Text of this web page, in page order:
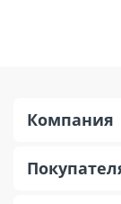
Компания